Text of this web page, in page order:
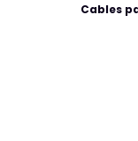
Cables